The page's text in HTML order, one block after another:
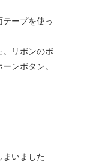
ープを使っ
。リボンのボ
ンボタン。
いました